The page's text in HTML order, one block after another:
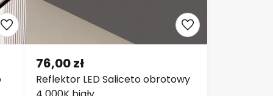
Reflektor LED Saliceto obrotowy
76,00 zł